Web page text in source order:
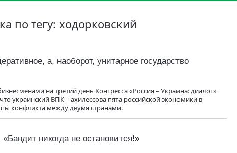
по тегу: ходорковский
а, наоборот, унитарное государство
на третий день Конгресса «Россия – Украина: диалог»
украинский ВПК – ахилессова пята российской экономики в
конфликта между двумя странами.
никогда не остановится!»